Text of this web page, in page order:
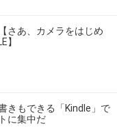
さあ、カメラをはじめ
】
きもできる「Kindle」で
に集中だ